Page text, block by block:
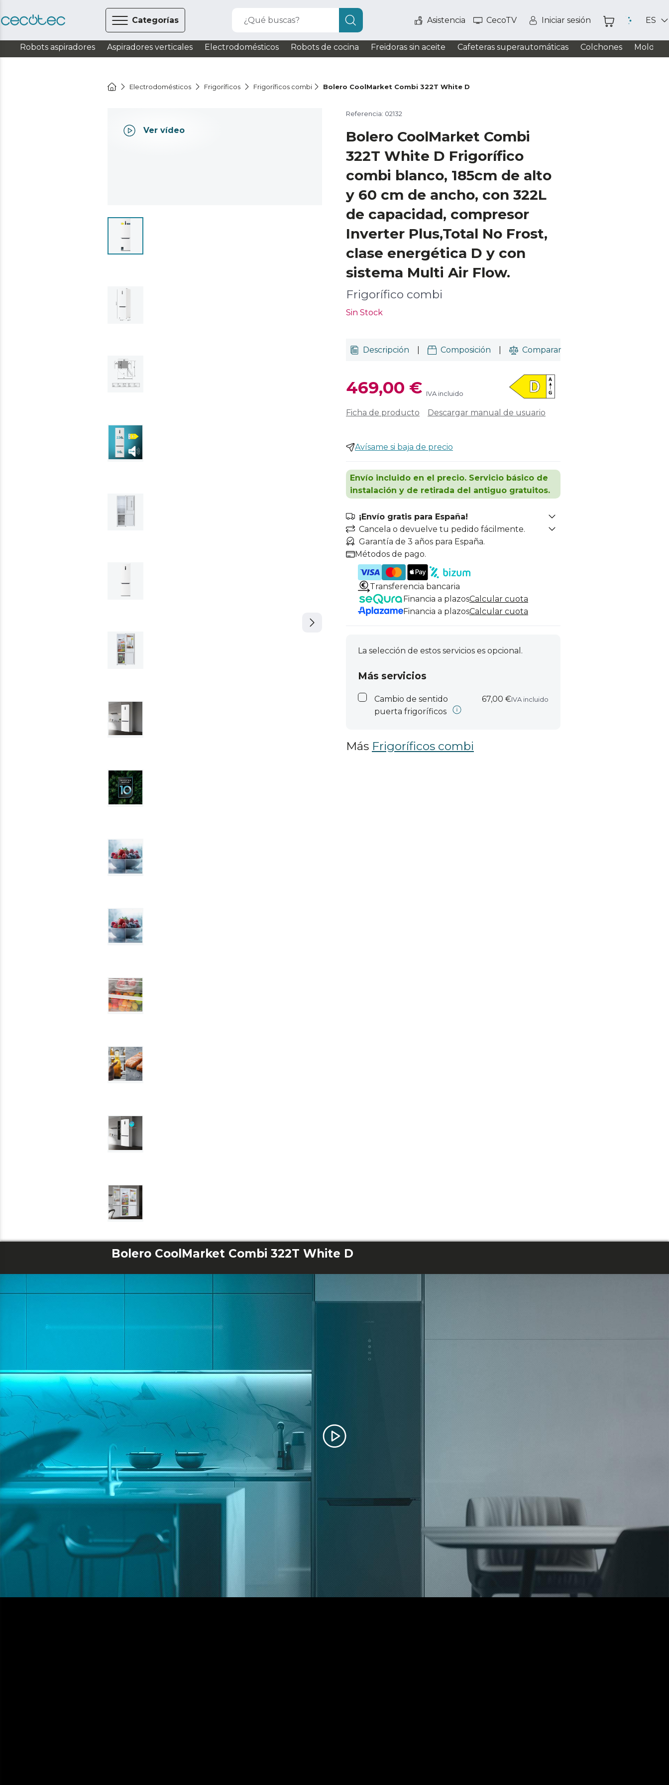
Categorías ¿Qué buscas? Asistencia CecoTV Iniciar sesión ES
Robots aspiradores Aspiradores verticales Electrodomésticos Robots de cocina Freidoras sin aceite Cafeteras superautomáticas Colchones
Electrodomésticos Frigoríficos Frigoríficos combi Bolero CoolMarket Combi 322T White D
Ver vídeo
Referencia: 02132
Bolero CoolMarket Combi
322T White D Frigorífico
combi blanco, 185cm de alto
y 60 cm de ancho, con 322L
de capacidad, compresor
Inverter Plus,Total No Frost,
clase energética D y con
sistema Multi Air Flow.
Frigorífico combi
Sin Stock
Descripción Composición Comparar
469,00 € IVA incluido
Ficha de producto Descargar manual de usuario
Avísame si baja de precio
Envío incluido en el precio. Servicio básico de
instalación y de retirada del antiguo gratuitos.
¡Envío gratis para España!
Cancela o devuelve tu pedido fácilmente.
Garantía de 3 años para España.
Métodos de pago.
Transferencia bancaria
Financia a plazosCalcular cuota
Financia a plazosCalcular cuota
La selección de estos servicios es opcional.
Más servicios
Cambio de sentido
puerta frigoríficos
67,00 €IVA incluido
Más Frigoríficos combi
Bolero CoolMarket Combi 322T White D